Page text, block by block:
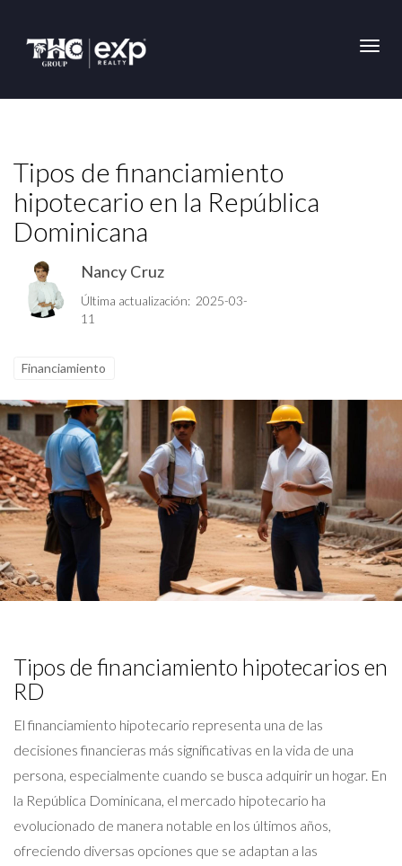
Tipos de financiamiento
hipotecario en la República
Dominicana
Nancy Cruz
Última actualización: 2025-03-
11
Financiamiento
Tipos de financiamiento hipotecarios en
RD
El financiamiento hipotecario representa una de las
decisiones financieras más significativas en la vida de una
persona, especialmente cuando se busca adquirir un hogar. En
la República Dominicana, el mercado hipotecario ha
evolucionado de manera notable en los últimos años,
ofreciendo diversas opciones que se adaptan a las